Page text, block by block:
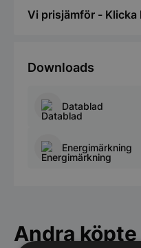
Vi prisjämför - Klicka
Downloads
Datablad
Energimärkning
Andra köpte